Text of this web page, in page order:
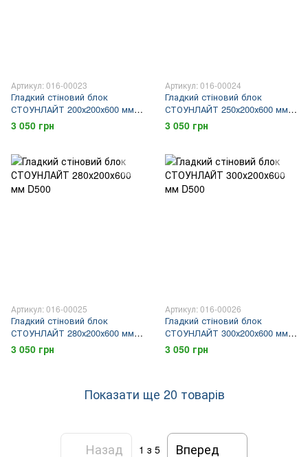
Артикул: 016-00023
Гладкий стіновий блок
СТОУНЛАЙТ 200х200х600 мм
D500
3 050 грн
Артикул: 016-00024
Гладкий стіновий блок
СТОУНЛАЙТ 250х200х600 мм
D500
3 050 грн
Артикул: 016-00025
Гладкий стіновий блок
СТОУНЛАЙТ 280х200х600 мм
D500
3 050 грн
Артикул: 016-00026
Гладкий стіновий блок
СТОУНЛАЙТ 300х200х600 мм
D500
3 050 грн
Показати ще 20 товарів
Назад 1 з 5 Вперед